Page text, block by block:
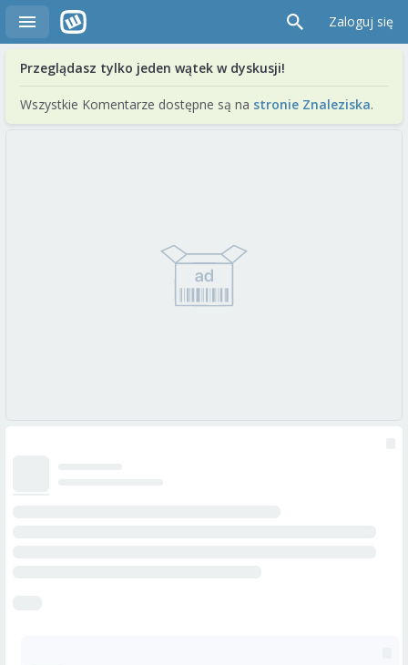
Zaloguj się
Przeglądasz tylko jeden wątek w dyskusji!
Wszystkie Komentarze dostępne są na stronie Znaleziska.